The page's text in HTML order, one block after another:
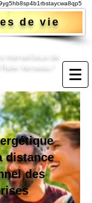
de vie
merveilleux de
Verseau !​
distance
des